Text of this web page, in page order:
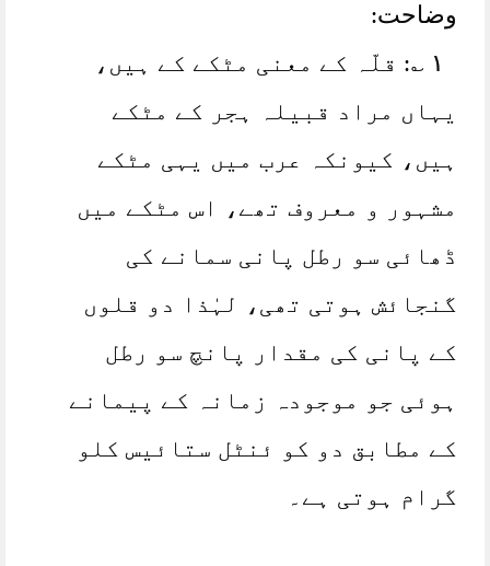
وضاحت:
١ ؎: قلّہ کے معنی مٹکے کے ہیں،
یہاں مراد قبیلہ ہجر کے مٹکے
ہیں، کیونکہ عرب میں یہی مٹکے
مشہور و معروف تھے، اس مٹکے میں
ڈھائی سو رطل پانی سمانے کی
گنجائش ہوتی تھی، لہٰذا دو قلوں
کے پانی کی مقدار پانچ سو رطل
ہوئی جو موجودہ زمانہ کے پیمانے
کے مطابق دو کو ئنٹل ستائیس کلو
گرام ہوتی ہے۔